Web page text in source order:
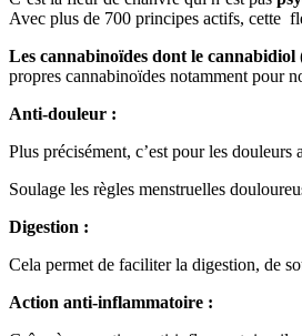
Avec plus de 700 principes actifs, cette
Les cannabinoïdes dont le
propres cannabinoïdes notamment pour
Anti-douleur :
Plus précisément, c’est pour les
Soulage les règles menstruelles
Digestion :
Cela permet de faciliter la digestion, de
Action anti-inflammatoire :